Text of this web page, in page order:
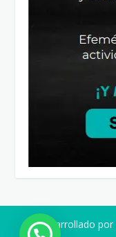
Desarrollado por